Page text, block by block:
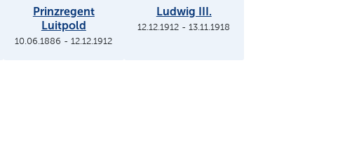
Prinzregent
Luitpold
10.06.1886 -12.12.1912
Ludwig III.
12.12.1912 -13.11.1918